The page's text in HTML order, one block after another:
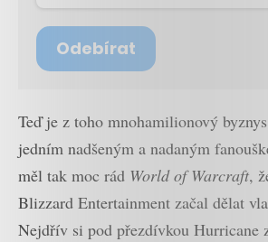
Odebírat
Teď je z toho mnohamilionový
jedním nadšeným a nadaným
měl tak moc rád World of Warcraft,
Blizzard Entertainment začal dělat
Nejdřív si pod přezdívkou Hurricane